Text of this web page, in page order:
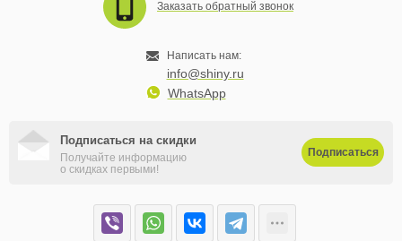
Заказать обратный звонок
Написать нам:
info@shiny.ru
WhatsApp
Подписаться на скидки
Получайте информацию
о скидках первыми!
Подписаться